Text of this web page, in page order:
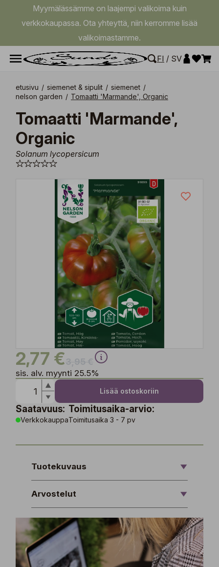
Myymälässämme on laajempi valikoima kuin
verkkokaupassa. Ota yhteyttä, niin kerromme lisää
valikoimastamme.
FI / SV
etusivu / siemenet & sipulit / siemenet /
nelson garden / Tomaatti 'Marmande', Organic
Tomaatti 'Marmande',
Organic
Solanum lycopersicum
2,77 €
sis. alv. myynti 25.5%
Lisää ostoskoriin
Saatavuus:
Verkkokauppa
Toimitusaika-arvio:
Toimitusaika 3 - 7 pv
Tuotekuvaus
Arvostelut